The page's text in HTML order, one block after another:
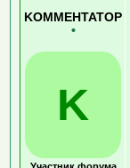
KOMMEHTATOP
•
K